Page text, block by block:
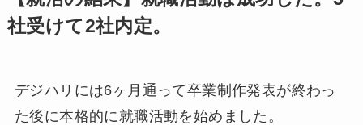
社受けて2社内定。
デジハリには6ヶ月通って卒業制作発表が終わっ
た後に本格的に就職活動を始めました。